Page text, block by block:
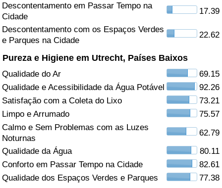
Descontentamento em Passar Tempo na
Cidade
17.39
Descontentamento com os Espaços Verdes
e Parques na Cidade
22.62
Pureza e Higiene em Utrecht, Países Baixos
Qualidade do Ar
69.15
Qualidade e Acessibilidade da Água Potável
92.26
Satisfação com a Coleta do Lixo
73.21
Limpo e Arrumado
75.57
Calmo e Sem Problemas com as Luzes
Noturnas
62.79
Qualidade da Água
80.11
Conforto em Passar Tempo na Cidade
82.61
Qualidade dos Espaços Verdes e Parques
77.38
Indicador de Saúde
Indicador de Saúde por País
Indicador de Poluição (Atual)
Índice de poluição
Indicador de Poluição por País
Trânsito